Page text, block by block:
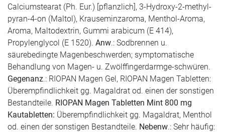
Calciumstearat (Ph. Eur.) [pflanzlich], 3-Hydroxy-2-methyl-
pyran-4-on (Maltol), Krauseminzaroma, Menthol-Aroma,
Aroma, Maltodextrin, Gummi arabicum (E 414),
Propylenglycol (E 1520). Anw.: Sodbrennen u.
säurebedingte Magenbeschwerden; symptomatische
Behandlung von Magen- u. Zwölffingerdarmge-schwüren.
Gegenanz.: RIOPAN Magen Gel, RIOPAN Magen Tabletten:
Überempfindlichkeit gg. Magaldrat od. einen der sonstigen
Bestandteile. RIOPAN Magen Tabletten Mint 800 mg
Kautabletten: Überempfindlichkeit gg. Magaldrat, Menthol
od. einen der sonstigen Bestandteile. Nebenw.: Sehr häufig: